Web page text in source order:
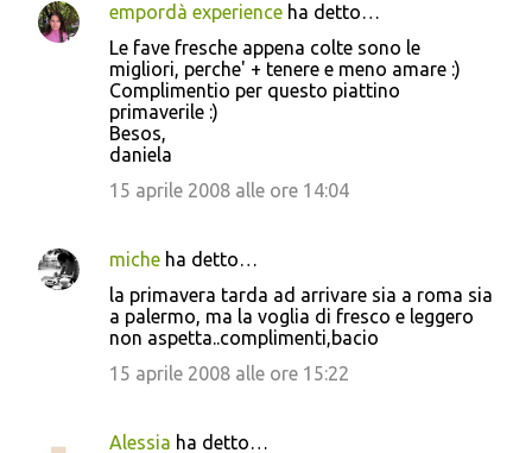
empordà experience ha detto…
Le fave fresche appena colte sono le
migliori, perche' + tenere e meno amare :)
Complimentio per questo piattino
primaverile :)
Besos,
daniela
15 aprile 2008 alle ore 14:04
miche ha detto…
la primavera tarda ad arrivare sia a roma sia
a palermo, ma la voglia di fresco e leggero
non aspetta..complimenti,bacio
15 aprile 2008 alle ore 15:22
Alessia ha detto…